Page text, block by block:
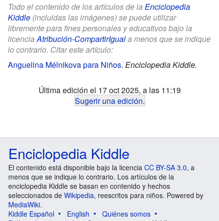
Todo el contenido de los artículos de la Enciclopedia
Kiddle (incluidas las imágenes) se puede utilizar
libremente para fines personales y educativos bajo la
licenciaAtribución-CompartirIguala menos que se indique
lo contrario. Citar este artículo:
Anguelina Mélnikova para Niños. Enciclopedia Kiddle.
Última edición el 17 oct 2025, a las 11:19
Sugerir una edición.
Enciclopedia Kiddle
El contenido está disponible bajo la licencia CC BY-SA 3.0, a
menos que se indique lo contrario. Los artículos de la
enciclopedia Kiddle se basan en contenido y hechos
seleccionados de Wikipedia, reescritos para niños. Powered by
MediaWiki.
Kiddle Español
English
Quiénes somos